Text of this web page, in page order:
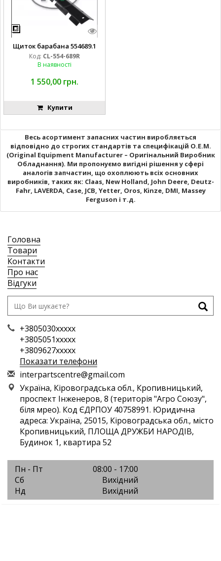
Щиток барабана 554689.1
Код: CL-554-689R
В наявності
1 550,00 грн.
Купити
Весь асортимент запасних частин виробляється
відповідно до строгих стандартів та специфікацій O.E.M.
(Original Equipment Manufacturer – Оригінальний Виробник
Обладнання). Ми пропонуємо вигідні рішення у сфері
аналогів запчастин, що охоплюють всіх основних
виробників, таких як: Claas, New Holland, John Deere, Deutz-
Fahr, LAVERDA, Case, JCB, Yetter, Oros, Kinze, DMI, Massey
Ferguson і т.д.
Головна
Товари
Контакти
Про нас
Відгуки
+3805030xxxxx
+3805051xxxxx
+3809627xxxxx
Показати телефони
interpartscentre@gmail.com
Україна, Кіровоградська обл., Кропивницький,
проспект Інженеров, 8 (територія "Агро Союзу",
біля мрео). Код ЄДРПОУ 40758991. Юридична
адреса: Україна, 25015, Кіровоградська обл., місто
Кропивницький, ПЛОЩА ДРУЖБИ НАРОДІВ,
Будинок 1, квартира 52
Пн - Пт
08:00 - 17:00
Сб
Вихідний
Нд
Вихідний